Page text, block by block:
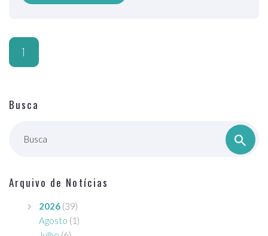
1
Busca
Busca
Arquivo de Notícias
2026 (39)
Agosto (1)